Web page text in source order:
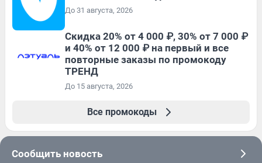
До 31 августа, 2026
Скидка 20% от 4 000 ₽, 30% от 7 000 ₽
и 40% от 12 000 ₽ на первый и все
повторные заказы по промокоду
ТРЕНД
До 15 августа, 2026
Все промокоды
Сообщить новость